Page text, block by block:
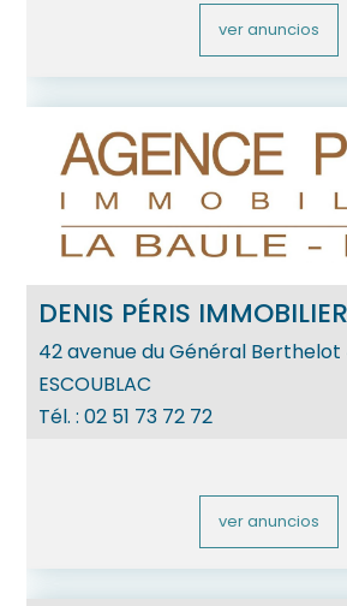
ver anuncios
DENIS PÉRIS
42 avenue du Général Berthelot
ESCOUBLAC
Tél. :02 51 73 72 72
ver anuncios